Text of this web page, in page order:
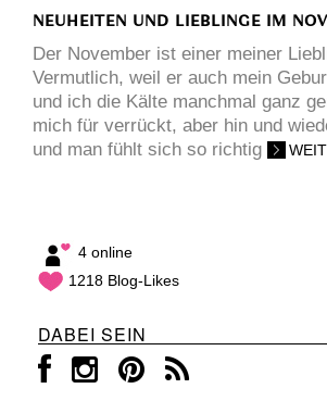
NEUHEITEN UND LIEBLINGE IM
Der November ist einer meiner
Vermutlich, weil er auch mein
und ich die Kälte manchmal ganz
mich für verrückt, aber hin und
und man fühlt sich so richtig
4 online
1218 Blog-Likes
DABEI SEIN